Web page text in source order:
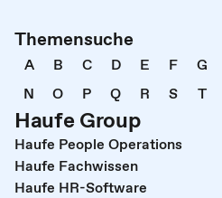
Themensuche
A B C D E F G
N
O P Q R S T
Haufe Group
Haufe People Operations
Haufe Fachwissen
Haufe HR-Software